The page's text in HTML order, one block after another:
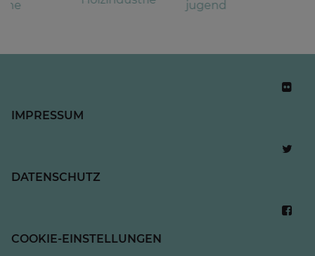
IMPRESSUM
DATENSCHUTZ
COOKIE-EINSTELLUNGEN